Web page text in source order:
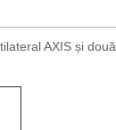
AXIS și două